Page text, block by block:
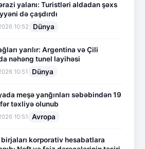
yalanı: Turistləri aldadan şəxs
də çaşdırdı
10:52 Dünya
yarılır: Argentina və Çili
nəhəng tunel layihəsi
10:51 Dünya
meşə yanğınları səbəbindən 19
təxliyə olunub
10:51 Avropa
birjaları korporativ hesabatlara